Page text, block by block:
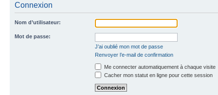
Connexion
Nom d’utilisateur:
Mot de passe:
J’ai oublié mon mot de passe
Renvoyer l’e-mail de confirmation
Me connecter automatiquement à chaque visite
Cacher mon statut en ligne pour cette session